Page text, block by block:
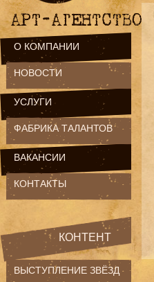
О КОМПАНИИ
НОВОСТИ
УСЛУГИ
ФАБРИКА ТАЛАНТОВ
ВАКАНСИИ
КОНТАКТЫ
КОНТЕНТ
ВЫСТУПЛЕНИЕ ЗВЁЗД